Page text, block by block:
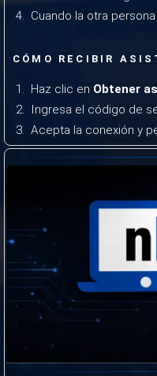
Cuando la otra
CÓMO RECIBIR
Haz clic en Obtener
Ingresa el código de
Acepta la conexión y
VENTAJAS DE
Fácil de usar:No
Segura:
Se necesita